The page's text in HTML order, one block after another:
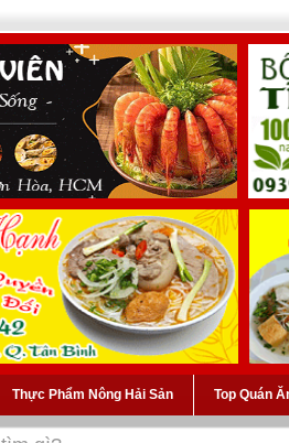
Thực Phẩm Nông Hải Sản Top Quán